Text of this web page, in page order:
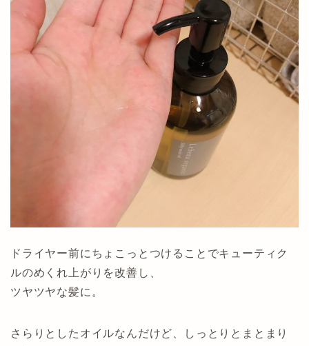
ドライヤー前にちょこっとつけることでキューティク
ルのめくれ上がりを改善し、
ツヤツヤな髪に。
さらりとしたオイルなんだけど、しっとりとまとまり